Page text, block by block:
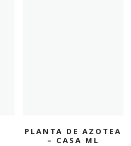
PLANTA DE AZOTEA
– CASA ML